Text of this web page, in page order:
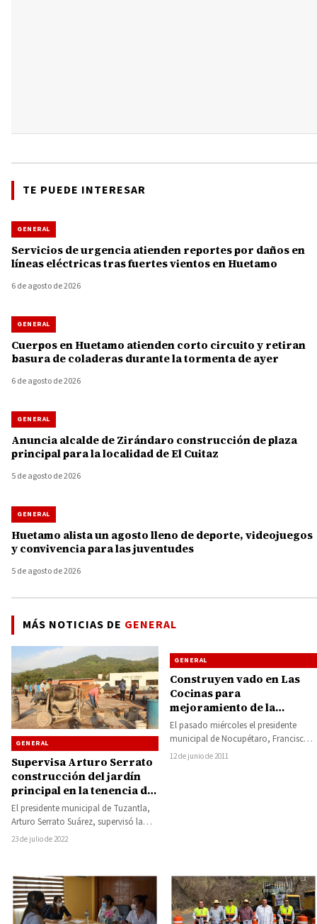
TE PUEDE INTERESAR
GENERAL
Servicios de urgencia atienden reportes por daños en
líneas eléctricas tras fuertes vientos en Huetamo
6 de agosto de 2026
GENERAL
Cuerpos en Huetamo atienden corto circuito y retiran
basura de coladeras durante la tormenta de ayer
6 de agosto de 2026
GENERAL
Anuncia alcalde de Zirándaro construcción de plaza
principal para la localidad de El Cuitaz
5 de agosto de 2026
GENERAL
Huetamo alista un agosto lleno de deporte, videojuegos
y convivencia para las juventudes
5 de agosto de 2026
MÁS NOTICIAS DE GENERAL
GENERAL
Supervisa Arturo Serrato
construcción del jardín
principal en la tenencia de
El Olivo
El presidente municipal de Tuzantla,
Arturo Serrato Suárez, supervisó la
construcción del jardín principal en la
23 de julio de 2022
GENERAL
Construyen vado en Las
Cocinas para
mejoramiento de la
vialidad
El pasado miércoles el presidente
municipal de Nocupétaro, Francisco
Villa Guerrero, visitó la comunidad de
12 de junio de 2011